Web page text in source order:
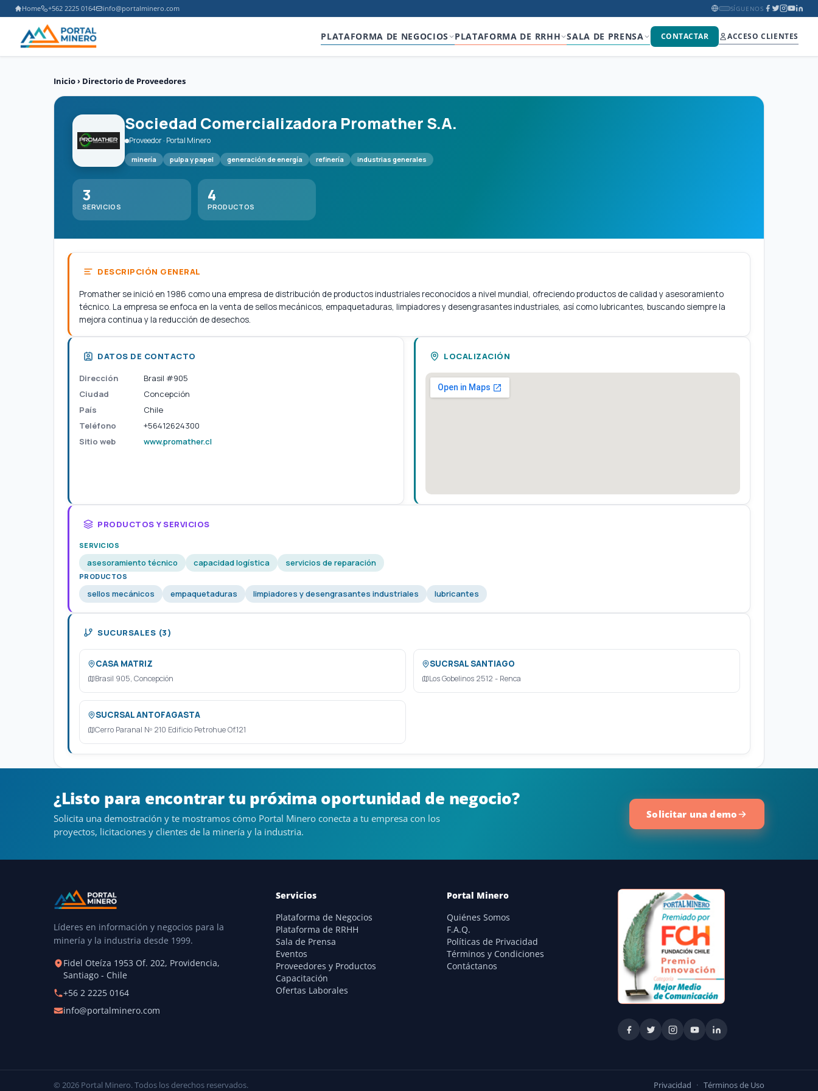
Home +562 2225 0164 info@portalminero.com SÍGUENOS
PLATAFORMA DE NEGOCIOS PLATAFORMA DE RRHH SALA DE PRENSA CONTACTAR ACCESO CLIENTES
Inicio› Directorio de Proveedores
Sociedad Comercializadora Promather S.A.
Proveedor · Portal Minero
minería pulpa y papel generación de energía refinería industrias generales
3
SERVICIOS
4
PRODUCTOS
DESCRIPCIÓN GENERAL
Promather se inició en 1986 como una empresa de distribución de productos industriales reconocidos a nivel mundial, ofreciendo productos de calidad y asesoramiento
técnico. La empresa se enfoca en la venta de sellos mecánicos, empaquetaduras, limpiadores y desengrasantes industriales, así como lubricantes, buscando siempre la
mejora continua y la reducción de desechos.
DATOS DE CONTACTO
Dirección
Brasil #905
Ciudad
Concepción
País
Chile
Teléfono
+56412624300
Sitio web
www.promather.cl
LOCALIZACIÓN
PRODUCTOS Y SERVICIOS
SERVICIOS
asesoramiento técnico capacidad logística servicios de reparación
PRODUCTOS
sellos mecánicos empaquetaduras limpiadores y desengrasantes industriales lubricantes
SUCURSALES (3)
CASA MATRIZ
Brasil 905, Concepción
SUCRSAL SANTIAGO
Los Gobelinos 2512 - Renca
SUCRSAL ANTOFAGASTA
Cerro Paranal Nº 210 Edificio Petrohue Of.121
¿Listo para encontrar tu próxima oportunidad de negocio?
Solicita una demostración y te mostramos cómo Portal Minero conecta a tu empresa con los
proyectos, licitaciones y clientes de la minería y la industria.
Solicitar una demo
Líderes en información y negocios para la
minería y la industria desde 1999.
Fidel Oteíza 1953 Of. 202, Providencia,
Santiago - Chile
+56 2 2225 0164
info@portalminero.com
Servicios
Plataforma de Negocios
Plataforma de RRHH
Sala de Prensa
Eventos
Proveedores y Productos
Capacitación
Ofertas Laborales
Portal Minero
Quiénes Somos
F.A.Q.
Políticas de Privacidad
Términos y Condiciones
Contáctanos
© 2026 Portal Minero. Todos los derechos reservados. Privacidad · Términos de Uso